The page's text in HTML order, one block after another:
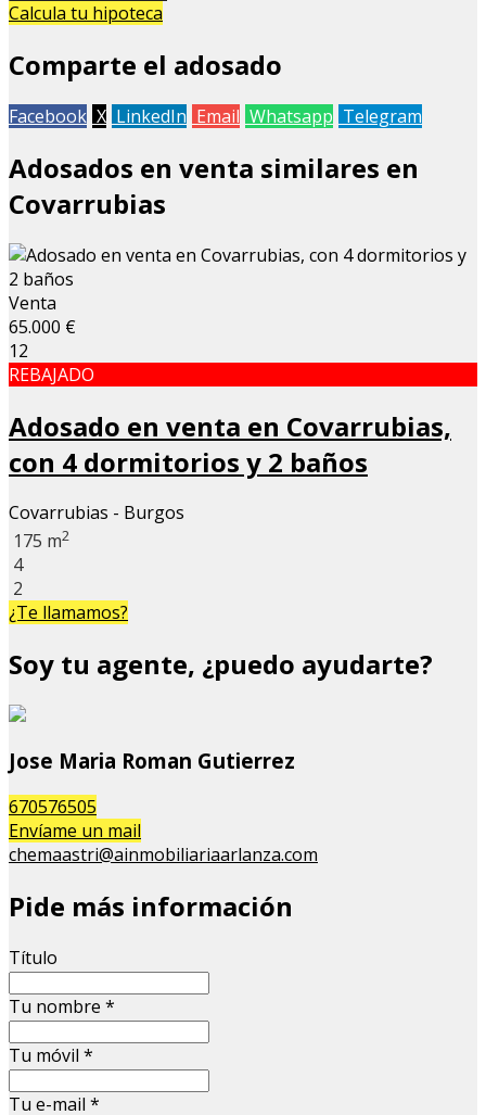
Calcula tu hipoteca
Comparte el adosado
Facebook X LinkedIn Email Whatsapp Telegram
Adosados en venta similares en
Covarrubias
Venta
65.000 €
12
REBAJADO
Adosado en venta en Covarrubias,
con 4 dormitorios y 2 baños
Covarrubias - Burgos
175 m2
4
2
¿Te llamamos?
Soy tu agente, ¿puedo ayudarte?
Jose Maria Roman Gutierrez
670576505
Envíame un mail
chemaastri@ainmobiliariaarlanza.com
Pide más información
Título
Tu nombre *
Tu móvil *
Tu e-mail *